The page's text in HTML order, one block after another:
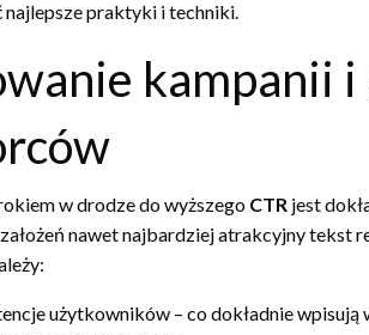
najlepsze praktyki i techniki.
kampanii
w drodze do wyższego CTR jest
nawet najbardziej atrakcyjny tekst
użytkowników – co dokładnie